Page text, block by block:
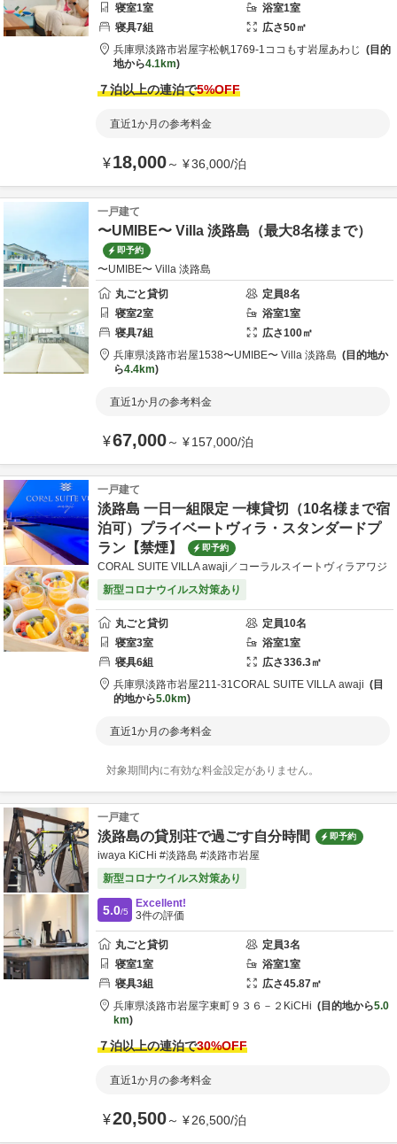
寝室1室 浴室1室
寝具7組 広さ50㎡
兵庫県淡路市岩屋字松帆1769-1ココもす岩屋あわじ
目的
地から4.1km
７泊以上の連泊で5%OFF
直近1か月の参考料金
¥18,000～ ¥36,000/泊
一戸建て
〜UMIBE〜 Villa 淡路島（最大8名様まで）
即予約
〜UMIBE〜 Villa 淡路島
丸ごと貸切
定員8名
寝室2室 浴室1室
寝具7組 広さ100㎡
兵庫県淡路市岩屋1538〜UMIBE〜 Villa 淡路島
目的地か
ら4.4km
直近1か月の参考料金
¥67,000～ ¥157,000/泊
一戸建て
淡路島 一日一組限定 一棟貸切（10名様まで宿
泊可）プライベートヴィラ・スタンダードプ
ラン【禁煙】
即予約
CORAL SUITE VILLA awaji／コーラルスイートヴィラアワジ
新型コロナウイルス対策あり
丸ごと貸切 定員10名
寝室3室 浴室1室
寝具6組 広さ336.3㎡
兵庫県淡路市岩屋211-31CORAL SUITE VILLA awaji
目
的地から5.0km
直近1か月の参考料金
対象期間内に有効な料金設定がありません。
一戸建て
淡路島の貸別荘で過ごす自分時間 即予約
iwaya KiCHi #淡路島 #淡路市岩屋
新型コロナウイルス対策あり
5.0/5
Excellent!
3件の評価
丸ごと貸切 定員3名
寝室1室 浴室1室
寝具3組 広さ45.87㎡
兵庫県淡路市岩屋字東町９３６－２ KiCHi 目的地から5.0
km
７泊以上の連泊で30%OFF
直近1か月の参考料金
¥20,500～ ¥26,500/泊